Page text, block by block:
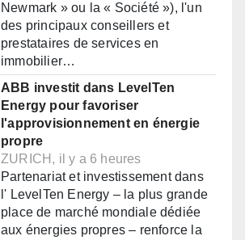
Newmark » ou la « Société »), l'un
des principaux conseillers et
prestataires de services en
immobilier…
ABB investit dans LevelTen
Energy pour favoriser
l'approvisionnement en énergie
propre
ZURICH, il y a 6 heures
Partenariat et investissement dans
l' LevelTen Energy – la plus grande
place de marché mondiale dédiée
aux énergies propres – renforce la